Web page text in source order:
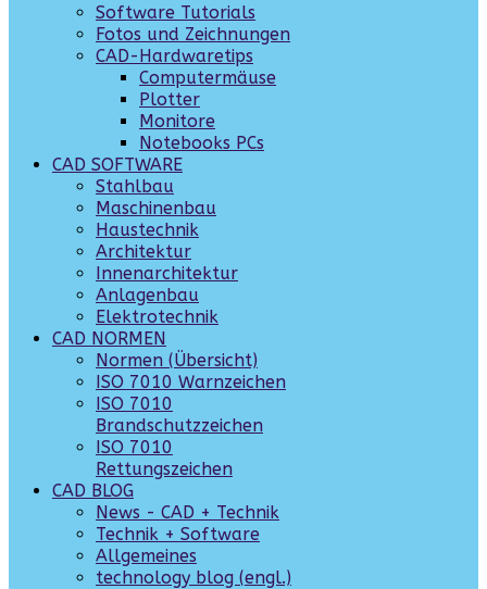
Software Tutorials
Fotos und Zeichnungen
CAD-Hardwaretips
Computermäuse
Plotter
Monitore
Notebooks PCs
CAD SOFTWARE
Stahlbau
Maschinenbau
Haustechnik
Architektur
Innenarchitektur
Anlagenbau
Elektrotechnik
CAD NORMEN
Normen (Übersicht)
ISO 7010 Warnzeichen
ISO 7010
Brandschutzzeichen
ISO 7010
Rettungszeichen
CAD BLOG
News - CAD + Technik
Technik + Software
Allgemeines
technology blog (engl.)